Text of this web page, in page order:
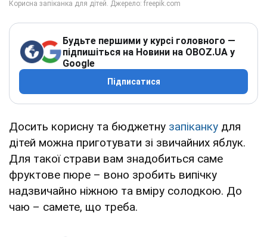
Будьте першими у курсі головного —
підпишіться на Новини на OBOZ.UA у
Google
Підписатися
Досить корисну та бюджетну запіканку для
дітей можна приготувати зі звичайних яблук.
Для такої страви вам знадобиться саме
фруктове пюре – воно зробить випічку
надзвичайно ніжною та вміру солодкою. До
чаю – самете, що треба.